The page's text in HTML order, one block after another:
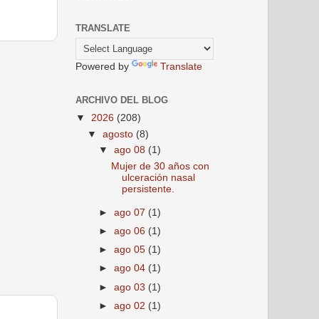
TRANSLATE
Powered by Translate
ARCHIVO DEL BLOG
▼ 2026 (208)
▼agosto (8)
▼ago 08 (1)
Mujer de 30 años con
ulceración nasal
persistente.
►ago 07 (1)
►ago 06 (1)
►ago 05 (1)
►ago 04 (1)
►ago 03 (1)
►ago 02 (1)